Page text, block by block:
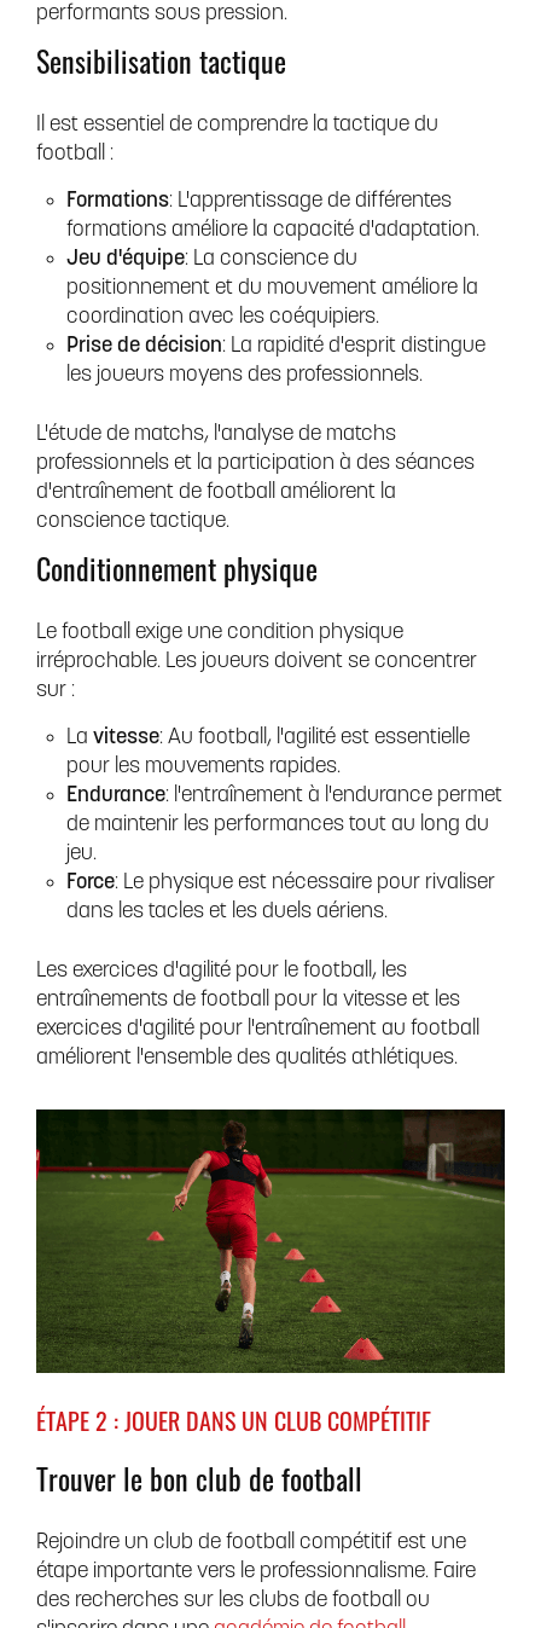
performants sous pression.
Sensibilisation tactique
Il est essentiel de comprendre la tactique du
football :
Formations: L'apprentissage de différentes
formations améliore la capacité d'adaptation.
Jeu d'équipe: La conscience du
positionnement et du mouvement améliore la
coordination avec les coéquipiers.
Prise de décision: La rapidité d'esprit distingue
les joueurs moyens des professionnels.
L'étude de matchs, l'analyse de matchs
professionnels et la participation à des séances
d'entraînement de football améliorent la
conscience tactique.
Conditionnement physique
Le football exige une condition physique
irréprochable. Les joueurs doivent se concentrer
sur :
La vitesse: Au football, l'agilité est essentielle
pour les mouvements rapides.
Endurance: l'entraînement à l'endurance permet
de maintenir les performances tout au long du
jeu.
Force: Le physique est nécessaire pour rivaliser
dans les tacles et les duels aériens.
Les exercices d'agilité pour le football, les
entraînements de football pour la vitesse et les
exercices d'agilité pour l'entraînement au football
améliorent l'ensemble des qualités athlétiques.
ÉTAPE 2 : JOUER DANS UN CLUB COMPÉTITIF
Trouver le bon club de football
Rejoindre un club de football compétitif est une
étape importante vers le professionnalisme. Faire
des recherches sur les clubs de football ou